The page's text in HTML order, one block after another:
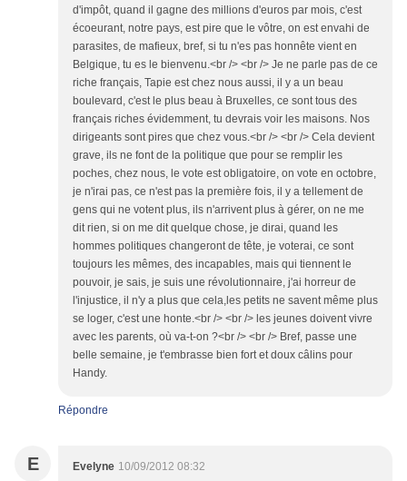
d'impôt, quand il gagne des millions d'euros par mois, c'est
écoeurant, notre pays, est pire que le vôtre, on est envahi de
parasites, de mafieux, bref, si tu n'es pas honnête vient en
Belgique, tu es le bienvenu.<br /> <br /> Je ne parle pas de ce
riche français, Tapie est chez nous aussi, il y a un beau
boulevard, c'est le plus beau à Bruxelles, ce sont tous des
français riches évidemment, tu devrais voir les maisons. Nos
dirigeants sont pires que chez vous.<br /> <br /> Cela devient
grave, ils ne font de la politique que pour se remplir les
poches, chez nous, le vote est obligatoire, on vote en octobre,
je n'irai pas, ce n'est pas la première fois, il y a tellement de
gens qui ne votent plus, ils n'arrivent plus à gérer, on ne me
dit rien, si on me dit quelque chose, je dirai, quand les
hommes politiques changeront de tête, je voterai, ce sont
toujours les mêmes, des incapables, mais qui tiennent le
pouvoir, je sais, je suis une révolutionnaire, j'ai horreur de
l'injustice, il n'y a plus que cela,les petits ne savent même plus
se loger, c'est une honte.<br /> <br /> les jeunes doivent vivre
avec les parents, où va-t-on ?<br /> <br /> Bref, passe une
belle semaine, je t'embrasse bien fort et doux câlins pour
Handy.
Répondre
E Evelyne 10/09/2012 08:32